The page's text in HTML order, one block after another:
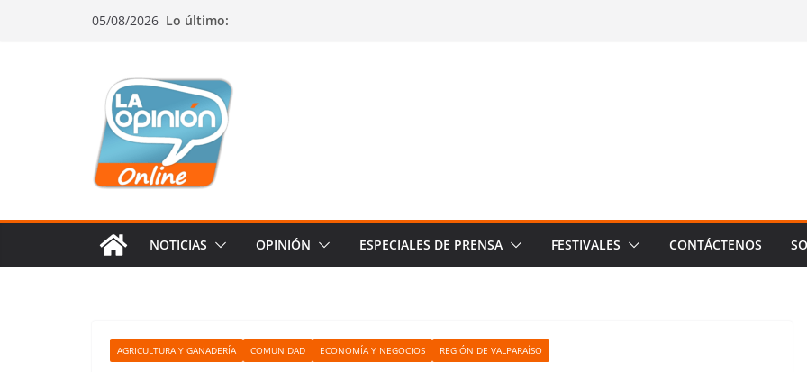
05/08/2026 Lo último:
NOTICIAS OPINIÓN ESPECIALES DE PRENSA FESTIVALES CONTÁCTENOS
AGRICULTURA Y GANADERÍA COMUNIDAD ECONOMÍA Y NEGOCIOS REGIÓN DE VALPARAÍSO